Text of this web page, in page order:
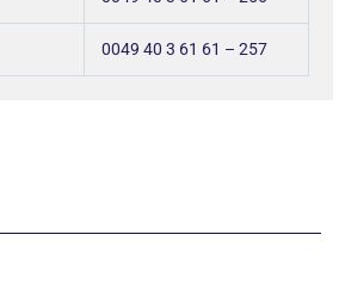
0049 40 3 61 61 – 257